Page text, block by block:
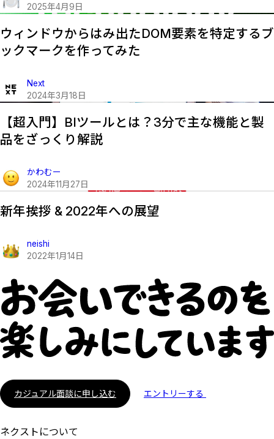
2025年4月 9 日
ウィンドウからはみ出たDOM要素を特定するブ
ックマークを作ってみた
Next
2024年3月 18 日
【超入門】BIツールとは？3分で主な機能と製
品をざっくり解説
かわむー
2024年11月 27 日
新年挨拶 & 2022年への展望
neishi
2022年1月 14日
カジュアル面談に申し込む エントリーする
ネクストについて